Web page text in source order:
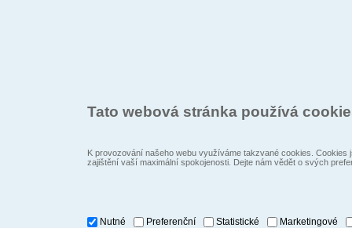
Tato webová stránka používá
K provozování našeho webu využíváme takzvané cookies.
zajištění vaší maximální spokojenosti. Dejte nám vědět o svých
Nutné Preferenční Statistické Marketingové